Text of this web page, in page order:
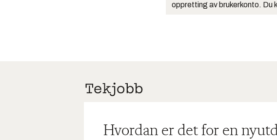
oppretting av brukerkonto. Du
Hvordan er det for en